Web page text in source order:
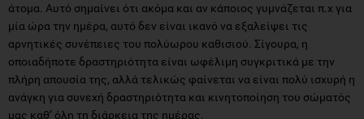
άτομα. Αυτό σημαίνει ότι ακόμα και αν κάποιος γυμνάζεται π.χ για
μία ώρα την ημέρα, αυτό δεν είναι ικανό να εξαλείψει τις
αρνητικές συνέπειες του πολύωρου καθισιού. Σίγουρα, η
οποιαδήποτε δραστηριότητα είναι ωφέλιμη συγκριτικά με την
πλήρη απουσία της, αλλά τελικώς φαίνεται να είναι πολύ ισχυρή η
ανάγκη για συνεχή δραστηριότητα και κινητοποίηση του σώματός
μας καθ’ όλη τη διάρκεια της ημέρας.